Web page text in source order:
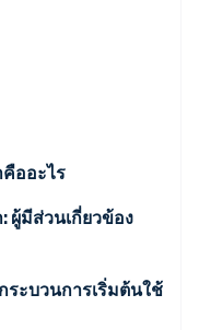
ฐานระบบเศรษฐกิจสำหรับ
ออะไร
บบแมนวลเทียบกับ
ผู้มีส่วนเกี่ยวข้อง
ระบวนการเริ่มต้นใช้